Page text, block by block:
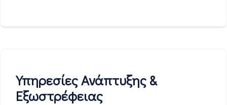
Υπηρεσίες Ανάπτυξης &
Εξωστρέφειας